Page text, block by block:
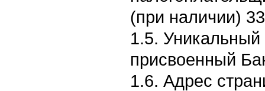
(при наличии)
1.5. Уникальный
присвоенный
1.6. Адрес